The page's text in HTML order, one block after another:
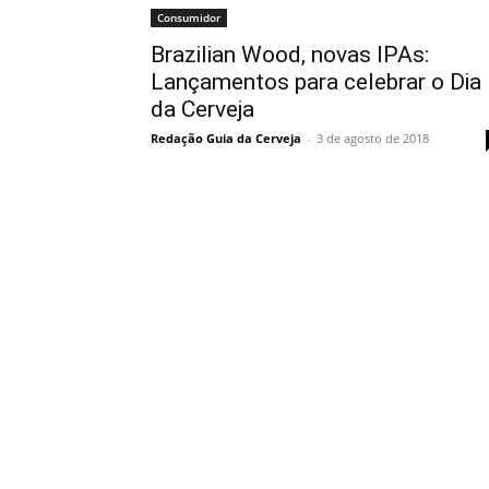
Consumidor
Brazilian Wood, novas IPAs:
Lançamentos para celebrar o Dia
da Cerveja
Redação Guia da Cerveja - 3 de agosto de 2018